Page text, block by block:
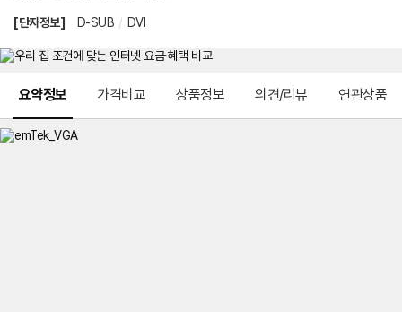
[단자정보] D-SUB / DVI
요약정보 가격비교 상품정보 의견/리뷰 연관상품